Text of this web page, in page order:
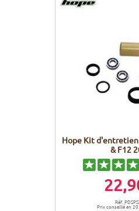
Hope Kit
& F12
Réf.
Prix conseillé en